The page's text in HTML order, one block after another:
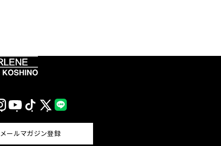
InstagramYouTubeTikTok X
(Twitter)
メールマガジン登録